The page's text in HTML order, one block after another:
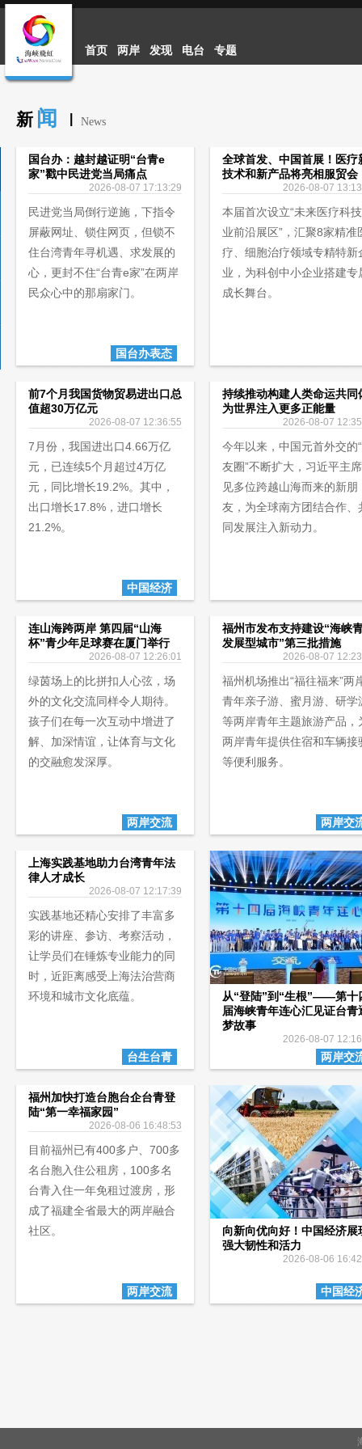
首页 两岸 发现 电台 专题
新 闻 News
国台办：越封越证明“台青e
家”戳中民进党当局痛点
2026-08-07 17:13:29
民进党当局倒行逆施，下指令
屏蔽网址、锁住网页，但锁不
住台湾青年寻机遇、求发展的
心，更封不住“台青e家”在两岸
民众心中的那扇家门。
国台办表态
全球首发、中国首展！医疗
技术和新产品将亮相服贸会
2026-08-07
本届首次设立“未来医疗科
业前沿展区”，汇聚8家精准
疗、细胞治疗领域专精特新
业，为科创中小企业搭建专
成长舞台。
前7个月我国货物贸易进出口总
值超30万亿元
2026-08-07 12:36:55
7月份，我国进出口4.66万亿
元，已连续5个月超过4万亿
元，同比增长19.2%。其中，
出口增长17.8%，进口增长
21.2%。
中国经济
持续推动构建人类命运共同
为世界注入更多正能量
2026-08-07
今年以来，中国元首外交的
友圈”不断扩大，习近平主
见多位跨越山海而来的新朋
友，为全球南方团结合作、
同发展注入新动力。
连山海跨两岸 第四届“山海
杯”青少年足球赛在厦门举行
2026-08-07 12:26:01
绿茵场上的比拼扣人心弦，场
外的文化交流同样令人期待。
孩子们在每一次互动中增进了
解、加深情谊，让体育与文化
的交融愈发深厚。
两岸交流
福州市发布支持建设“海峡
发展型城市”第三批措施
2026-08-07
福州机场推出“福往福来”两
青年亲子游、蜜月游、研学
等两岸青年主题旅游产品，
两岸青年提供住宿和车辆接
等便利服务。
两岸交
上海实践基地助力台湾青年法
律人才成长
2026-08-07 12:17:39
实践基地还精心安排了丰富多
彩的讲座、参访、考察活动，
让学员们在锤炼专业能力的同
时，近距离感受上海法治营商
环境和城市文化底蕴。
台生台青
从“登陆”到“生根”——第十
届海峡青年连心汇见证台青
梦故事
2026-08-07
两岸交
福州加快打造台胞台企台青登
陆“第一幸福家园”
2026-08-06 16:48:53
目前福州已有400多户、700多
名台胞入住公租房，100多名
台青入住一年免租过渡房，形
成了福建全省最大的两岸融合
社区。
两岸交流
向新向优向好！中国经济展
强大韧性和活力
2026-08-06
中国经